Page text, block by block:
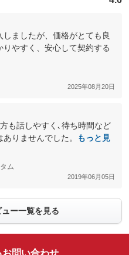
ましたが、価格がとても良
やすく、安心して契約する
2025年08月20日
も話しやすく､待ち時間など
りませんでした。
もっと見
ム
2019年06月05日
ー一覧を見る
お問い合わせ